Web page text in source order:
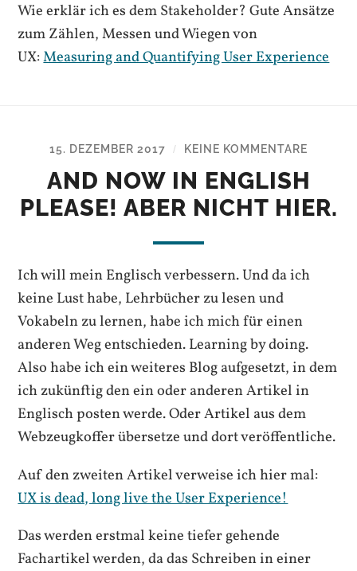
Wie erklär ich es dem Stakeholder? Gute Ansätze
zum Zählen, Messen und Wiegen von
UX:Measuring and Quantifying User Experience
15. DEZEMBER 2017 / KEINE KOMMENTARE
AND NOW IN ENGLISH
PLEASE! ABER NICHT HIER.
Ich will mein Englisch verbessern. Und da ich
keine Lust habe, Lehrbücher zu lesen und
Vokabeln zu lernen, habe ich mich für einen
anderen Weg entschieden. Learning by doing.
Also habe ich ein weiteres Blog aufgesetzt, in dem
ich zukünftig den ein oder anderen Artikel in
Englisch posten werde. Oder Artikel aus dem
Webzeugkoffer übersetze und dort veröffentliche.
Auf den zweiten Artikel verweise ich hier mal:
UX is dead, long live the User Experience!
Das werden erstmal keine tiefer gehende
Fachartikel werden, da das Schreiben in einer